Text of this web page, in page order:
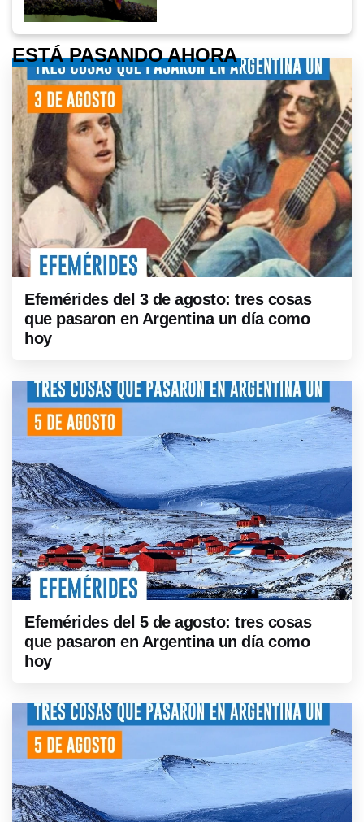
ESTÁ PASANDO AHORA
Efemérides del 3 de agosto: tres cosas
que pasaron en Argentina un día como
hoy
Efemérides del 5 de agosto: tres cosas
que pasaron en Argentina un día como
hoy